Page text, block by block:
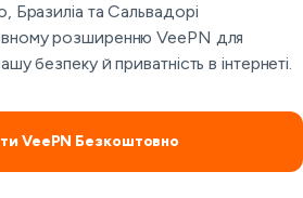
та Сальвадорі
розширенню VeePN для
безпеку й приватність в інтернеті.
VeePN Безкоштовно